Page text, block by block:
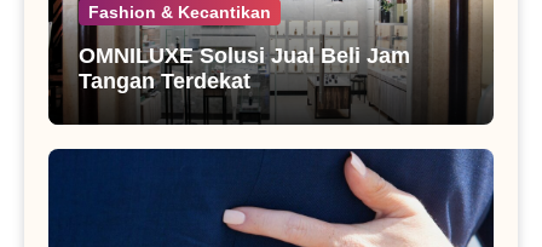
Fashion & Kecantikan
OMNILUXE Solusi Jual Beli Jam
Tangan Terdekat